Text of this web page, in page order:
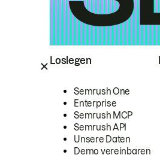
Loslegen
Semrush One
Enterprise
Semrush MCP
Semrush API
Unsere Daten
Demo vereinbaren